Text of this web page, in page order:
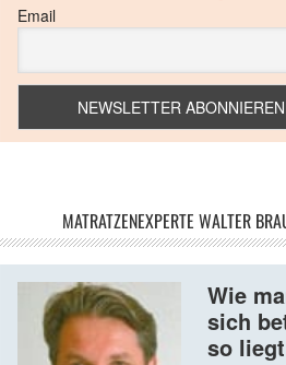
Email
MATRATZENEXPERTE WALTER
Wie
sich
so